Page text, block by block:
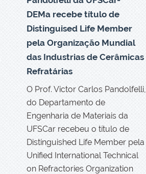
DEMa recebe título de
Distinguised Life Member
pela Organização Mundial
das Industrias de Cerâmicas
Refratárias
O Prof. Victor Carlos Pandolfelli,
do Departamento de
Engenharia de Materiais da
UFSCar recebeu o título de
Distinguished Life Member pela
Unified International Technical
on Refractories Organization